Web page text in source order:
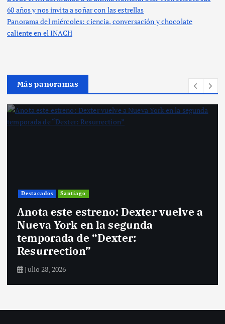
60 años y nos invita a soñar con las estrellas
Panorama del miércoles: ciencia, conversación y chocolate
caliente en el INACH
Más panoramas
Destacados Santiago
Anota este estreno: Dexter vuelve a
Nueva York en la segunda
temporada de “Dexter:
Resurrection”
Julio 28, 2026